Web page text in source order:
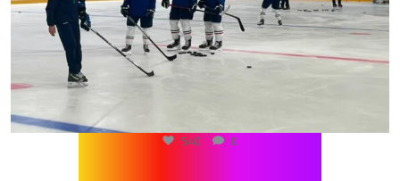
540 0